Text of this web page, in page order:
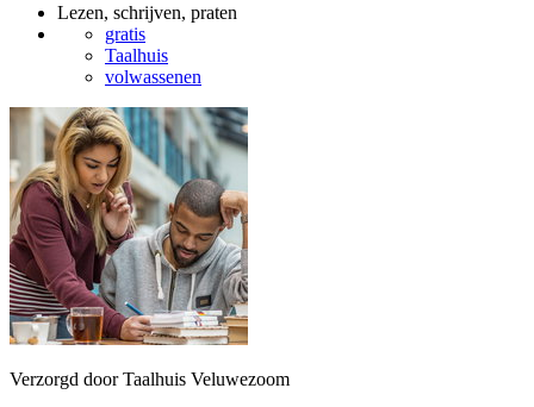
Lezen, schrijven, praten
gratis
Taalhuis
volwassenen
Verzorgd door Taalhuis Veluwezoom